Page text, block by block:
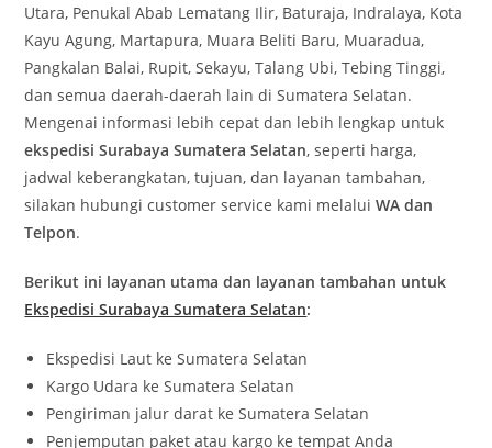
Utara, Penukal Abab Lematang Ilir, Baturaja, Indralaya, Kota
Kayu Agung, Martapura, Muara Beliti Baru, Muaradua,
Pangkalan Balai, Rupit, Sekayu, Talang Ubi, Tebing Tinggi,
dan semua daerah-daerah lain di Sumatera Selatan.
Mengenai informasi lebih cepat dan lebih lengkap untuk
ekspedisi Surabaya Sumatera Selatan, seperti harga,
jadwal keberangkatan, tujuan, dan layanan tambahan,
silakan hubungi customer service kami melaluiWA dan
Telpon.
Berikut ini layanan utama dan layanan tambahan untuk
Ekspedisi Surabaya Sumatera Selatan:
Ekspedisi Laut ke Sumatera Selatan
Kargo Udara ke Sumatera Selatan
Pengiriman jalur darat ke Sumatera Selatan
Penjemputan paket atau kargo ke tempat Anda